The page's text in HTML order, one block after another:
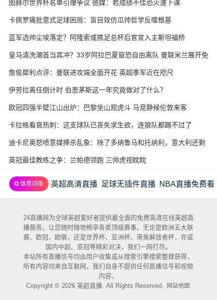
图赫尔世界杯名单引爆争议 德媒：若成绩不佳恐火速下课
卡佩罗痛批意式足球困局：盲目效仿瓜帅哲学反噬根基
蓝军选帅尘埃落定？阿隆索或携足总杯后官宣入主斯坦福桥
皇马清洗潮首当其冲？33岁阿拉巴夏窗恐自由离队 曼联米兰展开免
签争夺战
詹俊犀利点评：曼联进攻端全面开花 英超季军近在咫尺
伊劳拉离任倒计时 伯恩茅斯这一年究竟做对了什么？
欧冠四强半壁江山出炉：巴黎坐山观虎斗 马竞静候伦敦来客
卡拉格看衰热刺：这支球队已丧失求生欲，连狼队都踢不过了
迪卡尼奥怒喷意媒捧杀乱象：除了多纳鲁马和托纳利，意大利还剩
几个真球星？
英冠最佳教练之争：兰帕德领跑 三帅虎视眈眈
✪ 体育词条 英超高清直播 足球无插件直播 NBA直播免费看
24直播网为全球英超爱好者提供最全面的免费高清在线英超直
播服务，让您随时随地畅享各类顶级赛事。无论是欧洲五大联
赛、欧冠、欧联，还是世界杯、亚洲杯、南美解放者杯，亦或
国内中超、亚冠等精彩对决，我们一网打尽。
本站所有直播信号均由用户收集或从搜索引擎搜索整理获得，
所有内容均来自互联网，我们自身不提供任何直播信号和视频
内容。
Copyright © 2026 英超直播. All Rights Reserved.
网站地图